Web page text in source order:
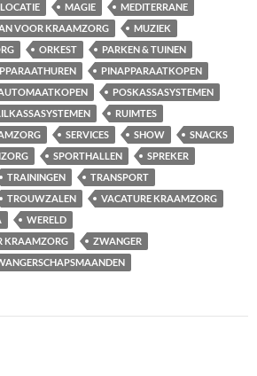
LOCATIE MAGIE
MEDITERRANE
VOOR KRAAMZORG
MUZIEK
ORKEST
PARKEN & TUINEN
PINAPPARAATKOPEN
POSKASSASYSTEMEN
RUIMTES
SERVICES SHOW
SNACKS
SPORTHALLEN
SPREKER
TRAININGEN
TRANSPORT
TROUWZALEN
VACATURE KRAAMZORG
WERELD
KRAAMZORG
ZWANGER